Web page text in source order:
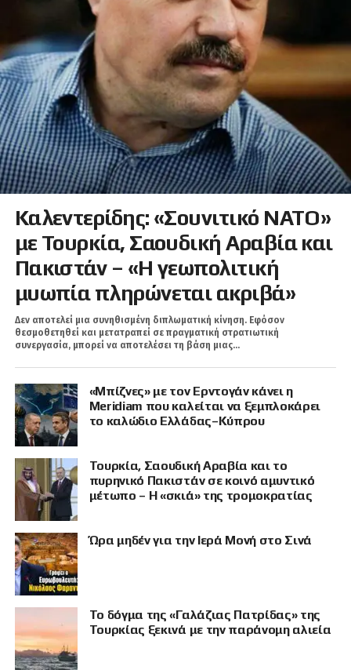
Καλεντερίδης: «Σουνιτικό ΝΑΤΟ»
με Τουρκία, Σαουδική Αραβία και
Πακιστάν – «Η γεωπολιτική
μυωπία πληρώνεται ακριβά»
Δεν αποτελεί μια συνηθισμένη διπλωματική κίνηση. Εφόσον
θεσμοθετηθεί και μετατραπεί σε πραγματική στρατιωτική
συνεργασία, μπορεί να αποτελέσει τη βάση μιας...
«Μπίζνες» με τον Ερντογάν κάνει η
Meridiam που καλείται να ξεμπλοκάρει
το καλώδιο Ελλάδας–Κύπρου
Τουρκία, Σαουδική Αραβία και το
πυρηνικό Πακιστάν σε κοινό αμυντικό
μέτωπο – Η «σκιά» της τρομοκρατίας
Ώρα μηδέν για την Ιερά Μονή στο Σινά
Το δόγμα της «Γαλάζιας Πατρίδας» της
Τουρκίας ξεκινά με την παράνομη αλιεία